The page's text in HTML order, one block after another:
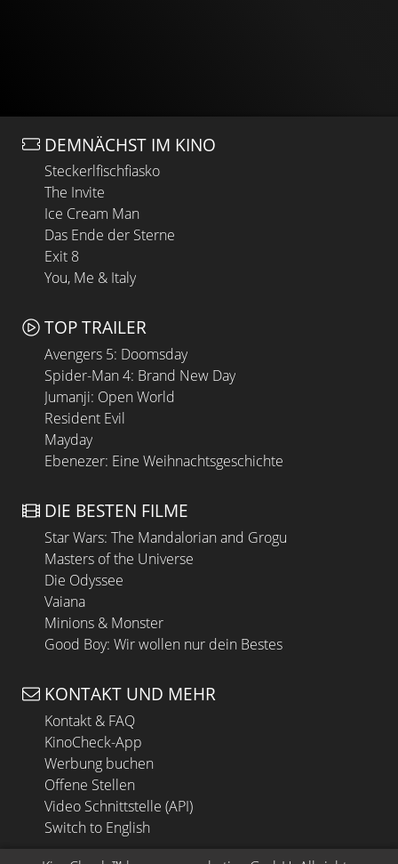
DEMNÄCHST IM KINO
Steckerlfischfiasko
The Invite
Ice Cream Man
Das Ende der Sterne
Exit 8
You, Me & Italy
TOP TRAILER
Avengers 5: Doomsday
Spider-Man 4: Brand New Day
Jumanji: Open World
Resident Evil
Mayday
Ebenezer: Eine Weihnachtsgeschichte
DIE BESTEN FILME
Star Wars: The Mandalorian and Grogu
Masters of the Universe
Die Odyssee
Vaiana
Minions & Monster
Good Boy: Wir wollen nur dein Bestes
KONTAKT UND MEHR
Kontakt & FAQ
KinoCheck-App
Werbung buchen
Offene Stellen
Video Schnittstelle (API)
Switch to English